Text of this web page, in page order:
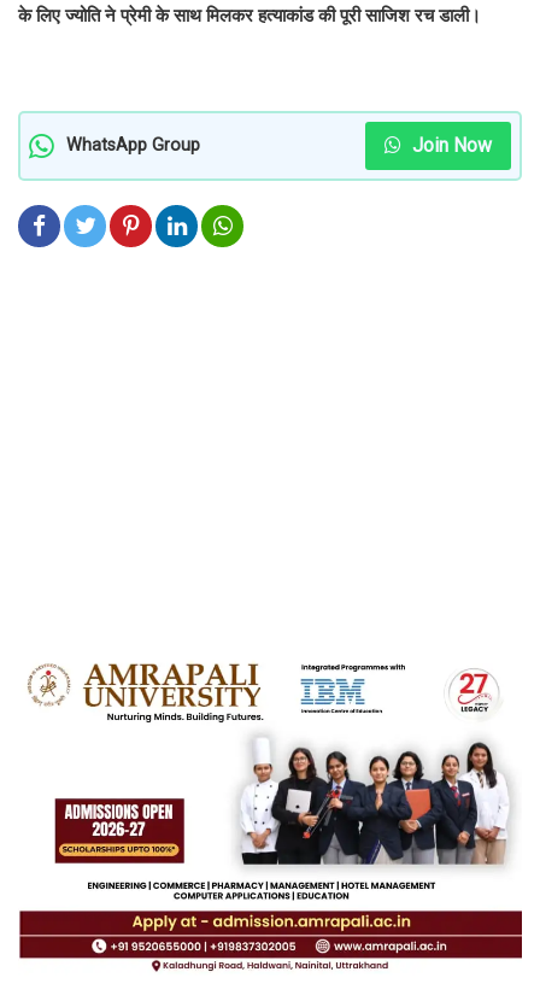
के लिए ज्योति ने प्रेमी के साथ मिलकर हत्याकांड की पूरी साजिश रच डाली।
WhatsApp Group Join Now